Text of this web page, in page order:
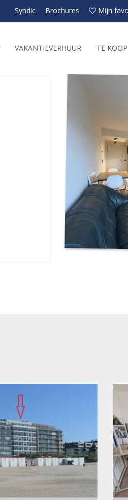
Syndic Brochures Mijn
VAKANTIEVERHUUR TE KOOP